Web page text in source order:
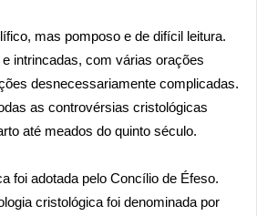
mas pomposo e de difícil leitura.
intrincadas, com várias orações
desnecessariamente complicadas.
as controvérsias cristológicas
até meados do quinto século.
foi adotada pelo Concílio de Éfeso.
cristológica foi denominada por